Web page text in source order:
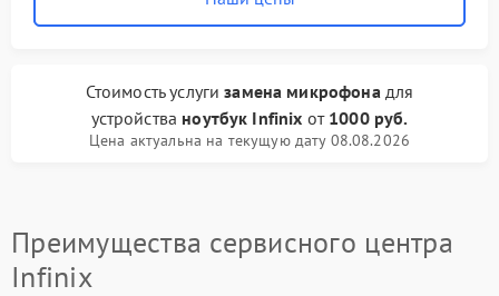
Стоимость услугизамена микрофона для
устройства ноутбук Infinix от 1000 руб.
Цена актуальна на текущую дату 08.08.2026
Преимущества сервисного центра
Infinix